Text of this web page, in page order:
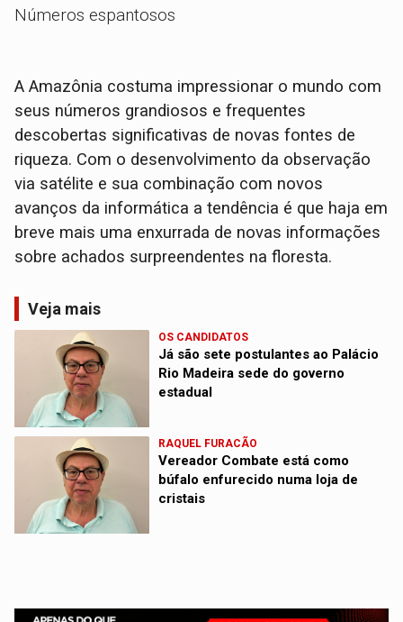
Números espantosos
A Amazônia costuma impressionar o mundo com
seus números grandiosos e frequentes
descobertas significativas de novas fontes de
riqueza. Com o desenvolvimento da observação
via satélite e sua combinação com novos
avanços da informática a tendência é que haja em
breve mais uma enxurrada de novas informações
sobre achados surpreendentes na floresta.
Veja mais
OS CANDIDATOS
Já são sete postulantes ao Palácio
Rio Madeira sede do governo
estadual
RAQUEL FURACÃO
Vereador Combate está como
búfalo enfurecido numa loja de
cristais